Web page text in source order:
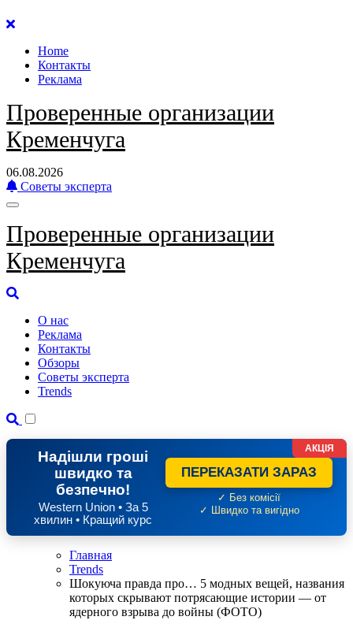
Перейти
содержанию
Home
Контакты
Реклама
Проверенные организации
Кременчуга
06.08.2026
Советы эксперта
Проверенные организации
Кременчуга
О нас
Реклама
Контакты
Обзоры
Советы эксперта
Trends
Надішли гроші
швидко та
безпечно!
Western Union • За 5
хвилин • Кращий курс
ПЕРЕКАЗАТИ ЗАРАЗ
✓ Без комісії
✓ Швидко та вигідно
АКЦІЯ
Главная
Trends
Шокуюча правда про… 5 модных вещей, названия
которых скрывают потрясающие истории — от
ядерного взрыва до войны (ФОТО)